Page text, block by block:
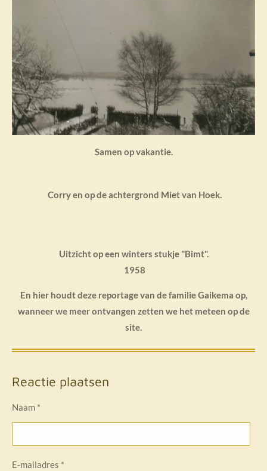
Samen op vakantie.
Corry en op de achtergrond Miet van Hoek.
Uitzicht op een winters stukje "Bimt".
1958
En hier houdt deze reportage van de familie Gaikema op,
wanneer we meer ontvangen zetten we het meteen op de
site.
Reactie plaatsen
Naam *
E-mailadres *